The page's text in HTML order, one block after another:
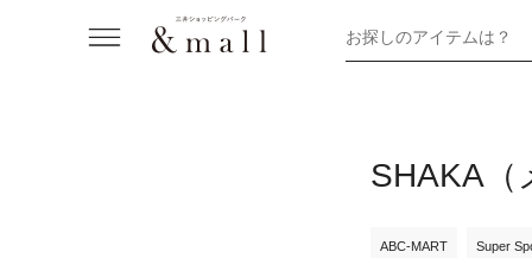
お探しのアイテムは？
SHAKA（
ABC-MART Super